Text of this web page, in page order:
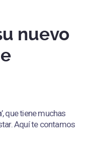
nuevo
’, que tiene muchas
Aquí te contamos